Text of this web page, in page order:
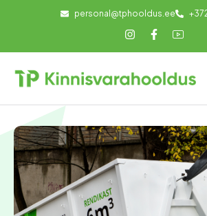
personal@tphooldus.ee